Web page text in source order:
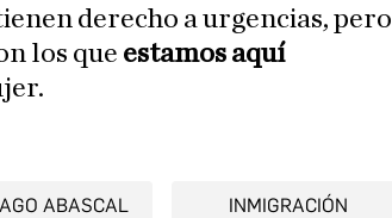
derecho a urgencias, pero
los que estamos aquí
ABASCAL INMIGRACIÓN